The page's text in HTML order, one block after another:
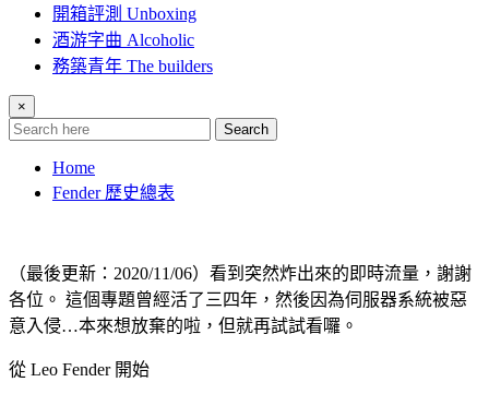
開箱評測 Unboxing
酒游字曲 Alcoholic
務築青年 The builders
×
Search
Home
Fender 歷史總表
（最後更新：2020/11/06）看到突然炸出來的即時流量，謝謝
各位。 這個專題曾經活了三四年，然後因為伺服器系統被惡
意入侵…本來想放棄的啦，但就再試試看囉。
從 Leo Fender 開始